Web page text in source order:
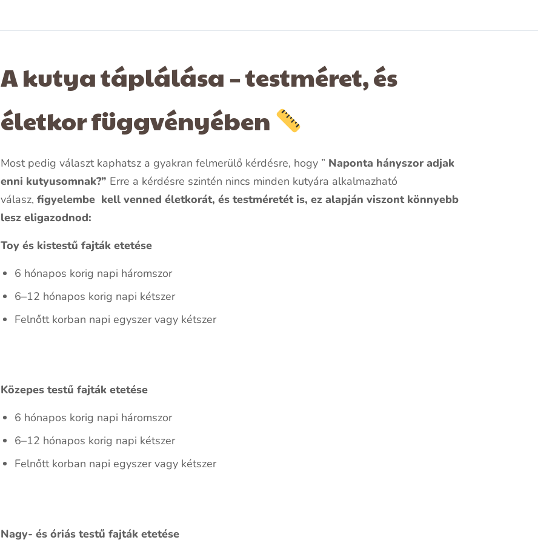
A kutya táplálása – testméret, és
életkor függvényében
Most pedig választ kaphatsz a gyakran felmerülő kérdésre, hogy ” Naponta hányszor adjak
enni kutyusomnak?” Erre a kérdésre szintén nincs minden kutyára alkalmazható
válasz, figyelembe kell venned életkorát, és testméretét is, ez alapján viszont könnyebb
lesz eligazodnod:
Toy és kistestű fajták etetése
6 hónapos korig napi háromszor
6–12 hónapos korig napi kétszer
Felnőtt korban napi egyszer vagy kétszer
Közepes testű fajták etetése
6 hónapos korig napi háromszor
6–12 hónapos korig napi kétszer
Felnőtt korban napi egyszer vagy kétszer
Nagy- és óriás testű fajták etetése